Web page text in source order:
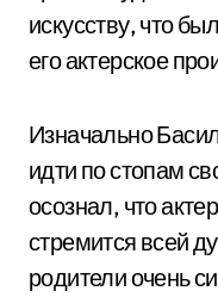
искусству, что
его актерское
Изначально
идти по стопам
осознал, что
стремится всей
родители очень